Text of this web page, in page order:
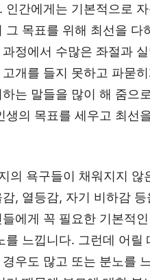
인간에게는 기본적으로
그 목표를 위해 최선을
정에서 수많은 좌절과
개를 들지 못하고 파묻
는 말들을 많이 해 줌으
생의 목표를 세우고 최선
의 욕구들이 채워지지
, 열등감, 자기 비하감
에게 꼭 필요한 기본적
를 느낍니다. 그런데 어
우도 많고 또는 분노를